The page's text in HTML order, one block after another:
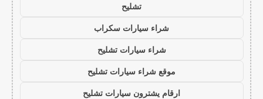
تشليح
شراء سيارات سكراب
شراء سيارات تشليح
موقع شراء سيارات تشليح
ارقام يشترون سيارات تشليح